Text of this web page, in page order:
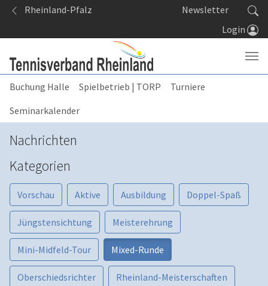
Springe zum Seiteninhalt
Rheinland-Pfalz
Newsletter
Login
Buchung Halle Spielbetrieb | TORP
Turniere
Seminarkalender
Nachrichten
Kategorien
Vorschau Aktive Ausbildung Doppel-Spaß
Jüngstensichtung Meisterehrung
Mini-Midfeld-Tour Mixed-Runde
Oberschiedsrichter Rheinland-Meisterschaften